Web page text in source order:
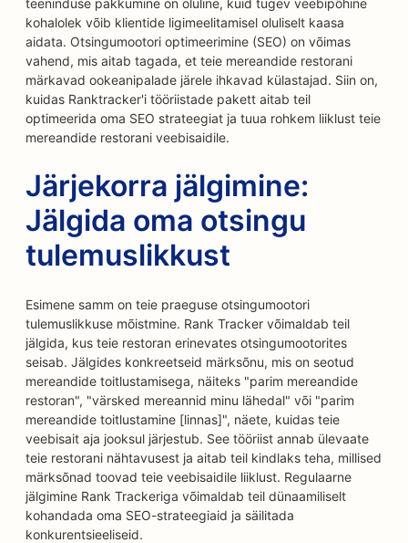
teeninduse pakkumine on oluline, kuid tugev veebipõhine
kohalolek võib klientide ligimeelitamisel oluliselt kaasa
aidata. Otsingumootori optimeerimine (SEO) on võimas
vahend, mis aitab tagada, et teie mereandide restorani
märkavad ookeanipalade järele ihkavad külastajad. Siin on,
kuidas Ranktracker'i tööriistade pakett aitab teil
optimeerida oma SEO strateegiat ja tuua rohkem liiklust teie
mereandide restorani veebisaidile.
Järjekorra jälgimine:
Jälgida oma otsingu
tulemuslikkust
Esimene samm on teie praeguse otsingumootori
tulemuslikkuse mõistmine. Rank Tracker võimaldab teil
jälgida, kus teie restoran erinevates otsingumootorites
seisab. Jälgides konkreetseid märksõnu, mis on seotud
mereandide toitlustamisega, näiteks "parim mereandide
restoran", "värsked mereannid minu lähedal" või "parim
mereandide toitlustamine [linnas]", näete, kuidas teie
veebisait aja jooksul järjestub. See tööriist annab ülevaate
teie restorani nähtavusest ja aitab teil kindlaks teha, millised
märksõnad toovad teie veebisaidile liiklust. Regulaarne
jälgimine Rank Trackeriga võimaldab teil dünaamiliselt
kohandada oma SEO-strateegiaid ja säilitada
konkurentsieeliseid.